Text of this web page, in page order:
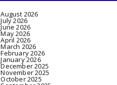
August 2026
July 2026
June 2026
May 2026
April 2026
March 2026
February 2026
January 2026
December 2025
November 2025
October 2025